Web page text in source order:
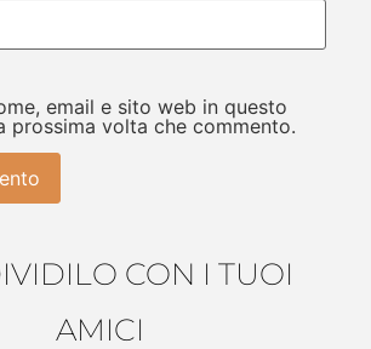
email e sito web in questo
prossima volta che commento.
CON I TUOI
AMICI